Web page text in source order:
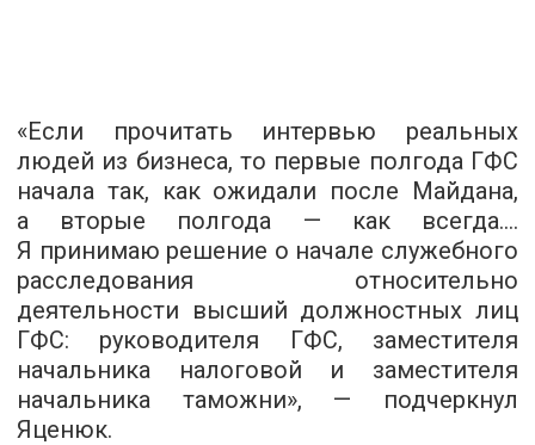
«Если прочитать интервью реальных
людей из бизнеса, то первые полгода ГФС
начала так, как ожидали после Майдана,
а вторые полгода — как всегда....
Я принимаю решение о начале служебного
расследования относительно
деятельности высший должностных лиц
ГФС: руководителя ГФС, заместителя
начальника налоговой и заместителя
начальника таможни», — подчеркнул
Яценюк.